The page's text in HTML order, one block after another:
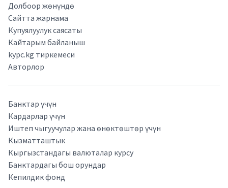
Долбоор жөнүндө
Сайтта жарнама
Купуялуулук саясаты
Кайтарым байланыш
kypc.kg тиркемеси
Авторлор
Банктар үчүн
Кардарлар үчүн
Иштеп чыгуучулар жана өнөктөштөр үчүн
Кызматташтык
Кыргызстандагы валюталар курсу
Банктардагы бош орундар
Кепилдик фонд